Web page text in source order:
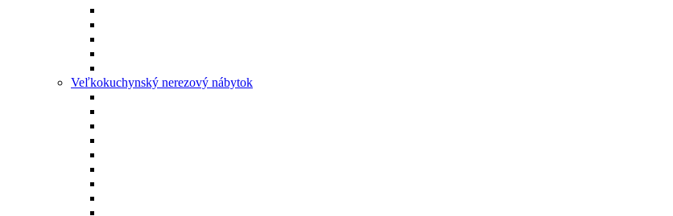
Veľkokuchynský nerezový nábytok